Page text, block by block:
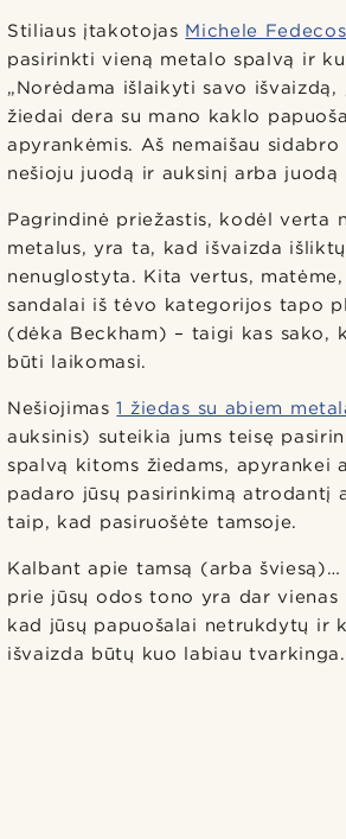
Stiliaus įtakotojas Michele
pasirinkti vieną metalo spalvą ir
„Norėdama išlaikyti savo išvaizdą,
žiedai dera su mano kaklo
apyrankėmis. Aš nemaišau
nešioju juodą ir auksinį arba juodą
Pagrindinė priežastis, kodėl verta
metalus, yra ta, kad išvaizda
nenuglostyta. Kita vertus,
sandalai iš tėvo kategorijos tapo
(dėka Beckham) – taigi kas sako,
būti laikomasi.
Nešiojimas1 žiedas su abiem
auksinis) suteikia jums teisę
spalvą kitoms žiedams, apyrankei
padaro jūsų pasirinkimą atrodantį
taip, kad pasiruošėte tamsoje.
Kalbant apie tamsą (arba
prie jūsų odos tono yra dar vienas
kad jūsų papuošalai netrukdytų ir
išvaizda būtų kuo labiau tvarkinga.